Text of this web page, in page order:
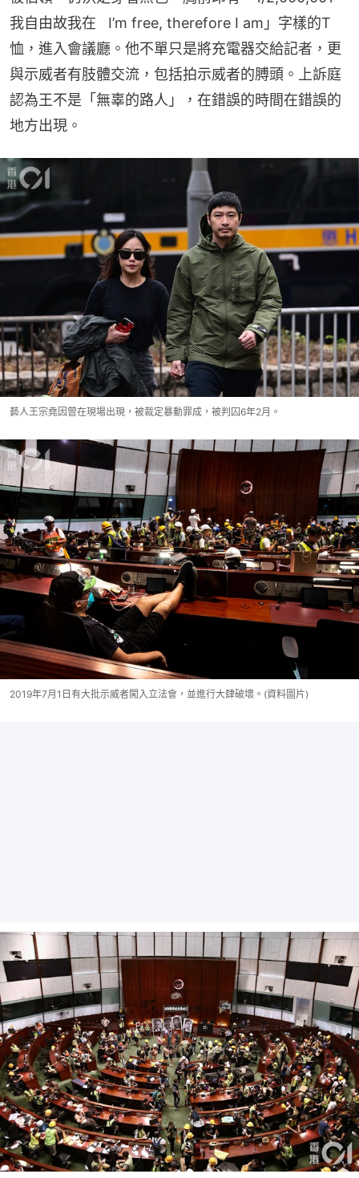
我自由故我在   I’m free, therefore I am」字樣的T
恤，進入會議廳。他不單只是將充電器交給記者，更
與示威者有肢體交流，包括拍示威者的膊頭。上訴庭
認為王不是「無辜的路人」，在錯誤的時間在錯誤的
地方出現。
藝人王宗堯因曾在現場出現，被裁定暴動罪成，被判囚6年2月。
2019年7月1日有大批示威者闖入立法會，並進行大肆破壞。(資料圖片)